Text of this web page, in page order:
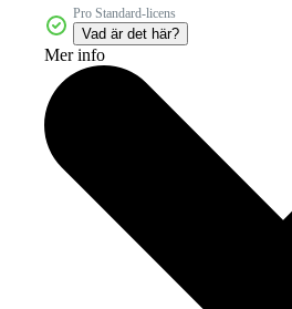
Pro Standard-licens
Vad är det här?
Mer info